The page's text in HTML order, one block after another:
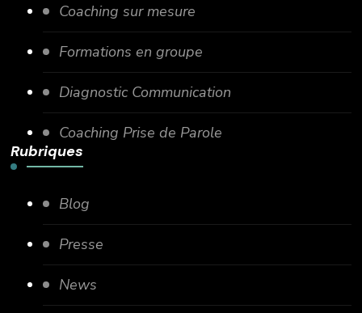
Coaching sur mesure
Formations en groupe
Diagnostic Communication
Coaching Prise de Parole
Rubriques
Blog
Presse
News